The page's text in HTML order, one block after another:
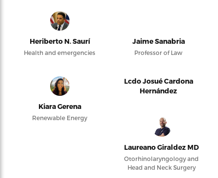
Heriberto N. Saurí
Health and emergencies
Jaime Sanabria
Professor of Law
Kiara Gerena
Renewable Energy
Lcdo Josué Cardona
Hernández
Laureano Giraldez MD
Otorhinolaryngology and
Head and Neck Surgery